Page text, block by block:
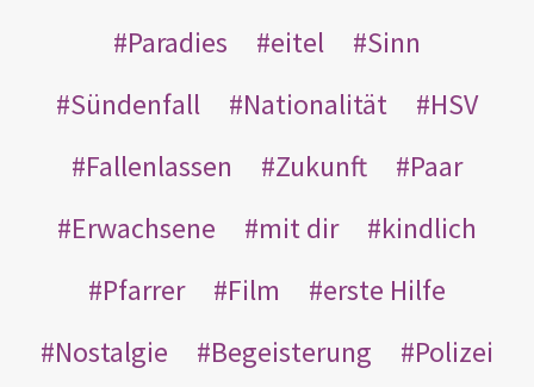
Paradies
eitel
Sinn
Sündenfall
Nationalität
HSV
Fallenlassen
Zukunft
Paar
Erwachsene
mit dir
kindlich
Pfarrer
Film
erste Hilfe
Nostalgie
Begeisterung
Polizei